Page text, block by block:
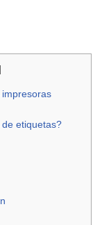
etiquetas?